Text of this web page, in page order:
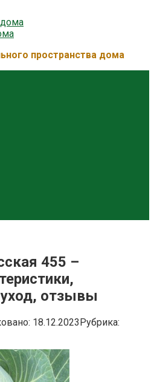
пространства дома
455 –
отзывы
18.12.2023Рубрика: